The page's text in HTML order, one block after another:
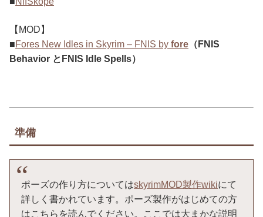
【MOD】
■Fores New Idles in Skyrim – FNIS by fore （ FNIS
Behavior とFNIS Idle Spells）
準備
ポーズの作り方についてはskyrimMOD製作wikiにて
詳しく書かれています。ポーズ製作がはじめての方
はこちらを読んでください。ここでは大まかな説明